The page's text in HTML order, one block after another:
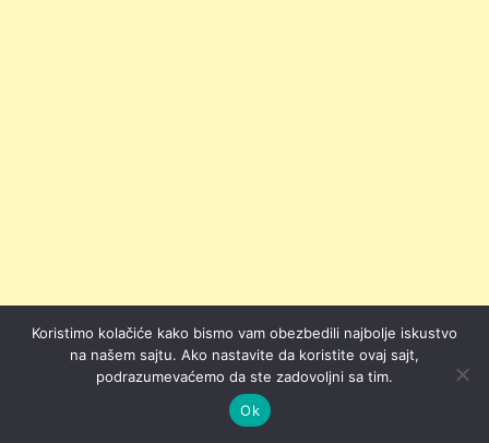
Koristimo kolačiće kako bismo vam obezbedili najbolje iskustvo
na našem sajtu. Ako nastavite da koristite ovaj sajt,
podrazumevaćemo da ste zadovoljni sa tim.
Ok